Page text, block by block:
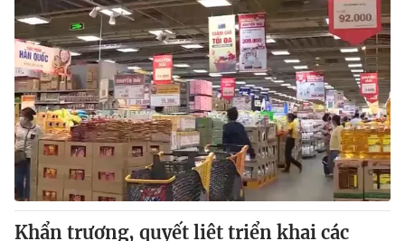
Khẩn trương, quyết liệt triển khai các